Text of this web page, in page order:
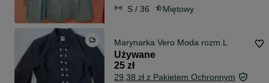
S / 36 Miętowy
Marynarka Vero Moda rozm.L
Używane
25 zł
29,38 zł z Pakietem Ochronnym